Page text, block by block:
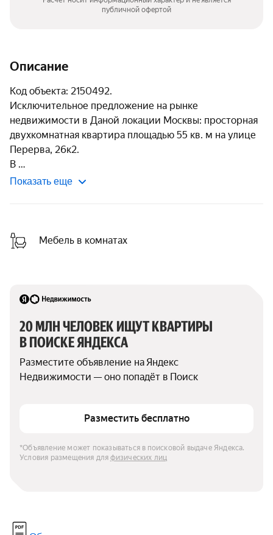
публичной офертой
Описание
Код объекта: 2150492.
Исключительное предложение на рынке
недвижимости в Даной локации Москвы: просторная
двухкомнатная квартира площадью 55 кв. м на улице
Перерва, 26к2.
В
Показать еще
Мебель в комнатах
20 МЛН ЧЕЛОВЕК ИЩУТ КВАРТИРЫ
В ПОИСКЕ ЯНДЕКСА
Разместите объявление на Яндекс
Недвижимости — оно попадёт в Поиск
Разместить бесплатно
*Объявление может показываться в поисковой выдаче Яндекса.
Условия размещения для физических лиц